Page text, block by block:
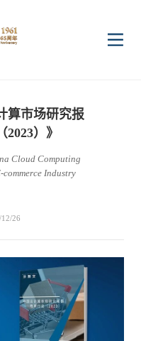
医疗与生命科学
半导体与芯片
算市场研究报
）》
Cloud Computing
Industry
26